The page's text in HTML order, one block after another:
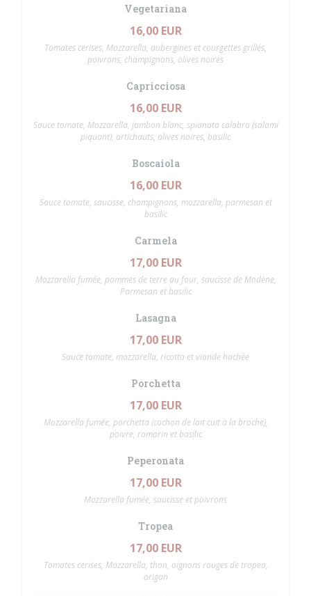
Vegetariana
16,00 EUR
Tomates cerises, Mozzarella, aubergines et courgettes grillés,
poivrons, champignons, olives noires
Capricciosa
16,00 EUR
Sauce tomate, Mozzarella, jambon blanc, spianata calabra (salami
piquant), artichauts, olives noires, basilic
Boscaiola
16,00 EUR
Sauce tomate, saucisse, champignons, mozzarella, parmesan et
basilic
Carmela
17,00 EUR
Mozzarella fumée, pommes de terre au four, saucisse de Modène,
Parmesan et basilic
Lasagna
17,00 EUR
Sauce tomate, mozzarella, ricotta et viande hachée
Porchetta
17,00 EUR
Mozzarella fumée, porchetta (cochon de lait cuit à la broche),
poivre, romarin et basilic
Peperonata
17,00 EUR
Mozzarella fumée, saucisse et poivrons
Tropea
17,00 EUR
Tomates cerises, Mozzarella, thon, oignons rouges de tropea,
origan